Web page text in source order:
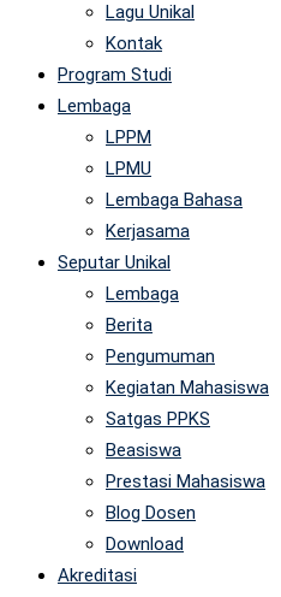
Lagu Unikal
Kontak
Program Studi
Lembaga
LPPM
LPMU
Lembaga Bahasa
Kerjasama
Seputar Unikal
Lembaga
Berita
Pengumuman
Kegiatan Mahasiswa
Satgas PPKS
Beasiswa
Prestasi Mahasiswa
Blog Dosen
Download
Akreditasi